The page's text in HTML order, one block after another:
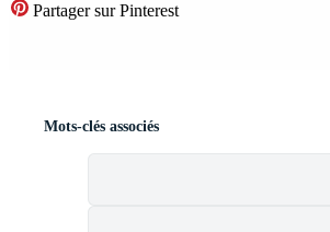
Partager sur Pinterest
Mots-clés associés